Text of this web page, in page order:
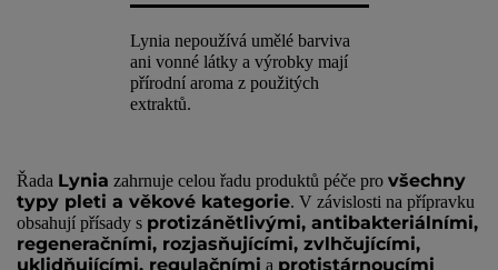
Lynia nepoužívá umělé barviva
ani vonné látky a výrobky mají
přírodní aroma z použitých
extraktů.
Řada Lynia zahrnuje celou řadu produktů péče pro všechny
typy pleti a věkové kategorie. V závislosti na přípravku
obsahují přísady s protizánětlivými, antibakteriálními,
regeneračními, rozjasňujícími, zvlhčujícími,
uklidňujícími, regulačními a protistárnoucími